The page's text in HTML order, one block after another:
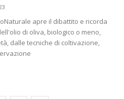
apre il dibattito e ricorda
di oliva, biologico o meno,
dalle tecniche di coltivazione,